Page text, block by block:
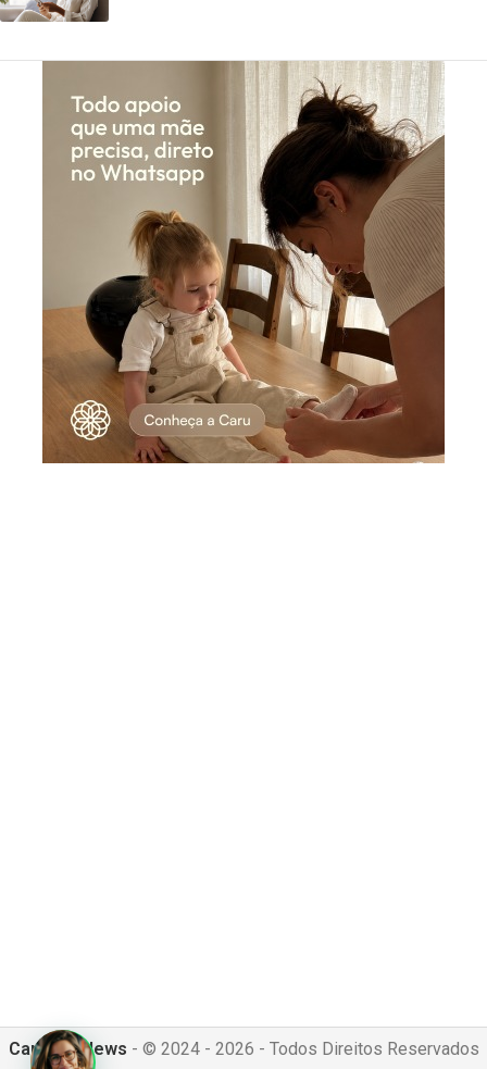
Canguru News - © 2024 - 2026 - Todos Direitos Reservados